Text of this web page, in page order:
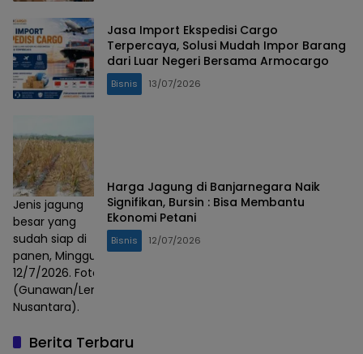
Jasa Import Ekspedisi Cargo
Terpercaya, Solusi Mudah Impor Barang
dari Luar Negeri Bersama Armocargo
Bisnis 13/07/2026
Jenis jagung
besar yang
sudah siap di
panen, Minggu,
12/7/2026. Foto :
(Gunawan/Lensa
Nusantara).
Harga Jagung di Banjarnegara Naik
Signifikan, Bursin : Bisa Membantu
Ekonomi Petani
Bisnis 12/07/2026
Berita Terbaru